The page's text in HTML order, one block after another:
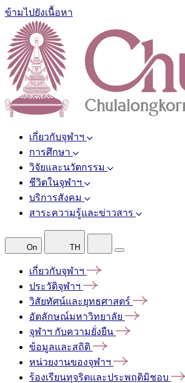
ข้ามไปยังเนื้อหา
เกี่ยวกับจุฬาฯ
การศึกษา
วิจัยและนวัตกรรม
ชีวิตในจุฬาฯ
บริการสังคม
สาระความรู้และข่าวสาร
On TH
เกี่ยวกับจุฬาฯ
ประวัติจุฬาฯ
วิสัยทัศน์และยุทธศาสตร์
อัตลักษณ์มหาวิทยาลัย
จุฬาฯ กับความยั่งยืน
ข้อมูลและสถิติ
หน่วยงานของจุฬาฯ
ร้องเรียนทุจริตและประพฤติมิชอบ